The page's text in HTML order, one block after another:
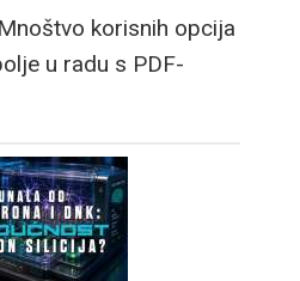
korisnih opcija
u radu s PDF-